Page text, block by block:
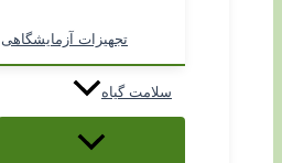
تجهیزات آزمایشگاهی
سلامت گیاه